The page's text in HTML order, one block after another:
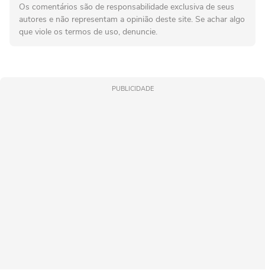
Os comentários são de responsabilidade exclusiva de seus
autores e não representam a opinião deste site. Se achar algo
que viole os termos de uso, denuncie.
PUBLICIDADE